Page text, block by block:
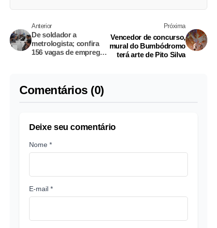
Anterior
De soldador a
metrologista; confira
156 vagas de emprego
Próxima
Vencedor de concurso,
mural do Bumbódromo
terá arte de Pito Silva
Comentários (0)
Deixe seu comentário
Nome *
E-mail *